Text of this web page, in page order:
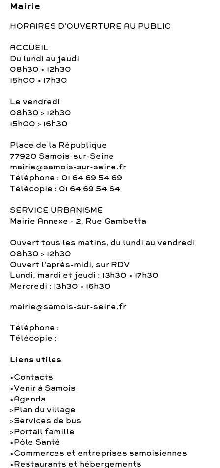
Mairie
HORAIRES D'OUVERTURE AU PUBLIC
ACCUEIL
Du lundi au jeudi
08h30 > 12h30
15h00 > 17h30
Le vendredi
08h30 > 12h30
15h00 > 16h30
Place de la République
77920 Samois-sur-Seine
mairie@samois-sur-seine.fr
Téléphone : 01 64 69 54 69
Télécopie : 01 64 69 54 64
SERVICE URBANISME
Mairie Annexe - 2, Rue Gambetta
Ouvert tous les matins, du lundi au vendredi
08h30 > 12h30
Ouvert l'après-midi, sur RDV
Lundi, mardi et jeudi : 13h30 > 17h30
Mercredi : 13h30 > 16h30
mairie@samois-sur-seine.fr
Téléphone :
Télécopie :
Liens utiles
Contacts
Venir à Samois
Agenda
Plan du village
Services de bus
Portail famille
Pôle Santé
Commerces et entreprises samoisiennes
Restaurants et hébergements